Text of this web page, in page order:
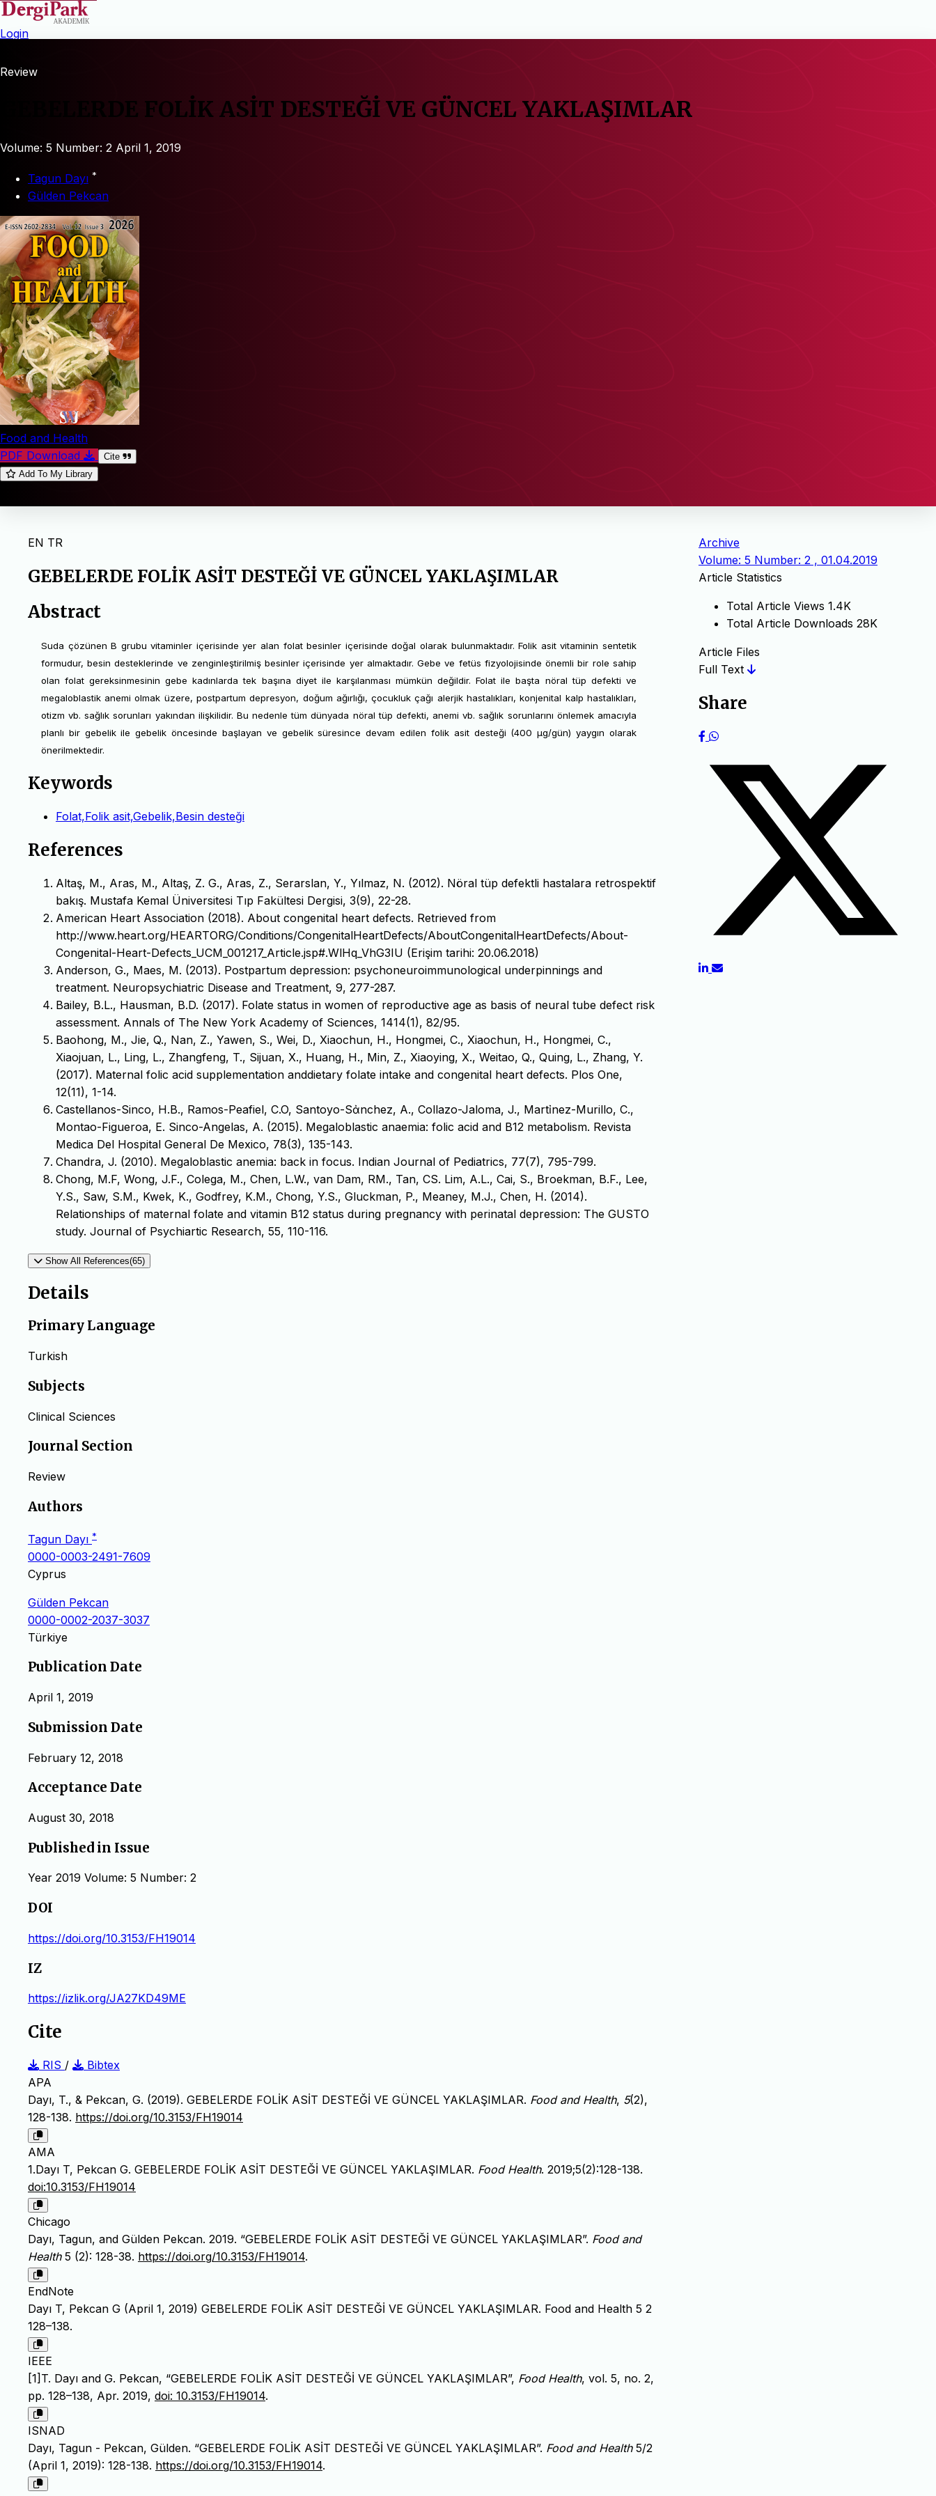
Login
Review
GEBELERDE FOLİK ASİT DESTEĞİ VE GÜNCEL YAKLAŞIMLAR
Volume: 5 Number: 2 April 1, 2019
Tagun Dayı *
Gülden Pekcan
Food and Health
PDF Download
Cite
Add To My Library
EN TR
GEBELERDE FOLİK ASİT DESTEĞİ VE GÜNCEL YAKLAŞIMLAR
Abstract
Suda çözünen B grubu vitaminler içerisinde yer alan folat besinler içerisinde doğal olarak bulunmaktadır.Folik asit vitaminin sentetik
formudur, besin desteklerinde ve zenginleştirilmiş besinler içerisinde yer almaktadır. Gebe ve fetüs fizyolojisinde önemli bir role sahip
olan folat gereksinmesinin gebe kadınlarda tek başına diyet ile karşılanması mümkün değildir. Folat ile başta nöral tüp defekti ve
megaloblastik anemi olmak üzere, postpartum depresyon, doğum ağırlığı, çocukluk çağı alerjik hastalıkları, konjenital kalp hastalıkları,
otizm vb. sağlık sorunları yakından ilişkilidir. Bu nedenle tüm dünyada nöral tüp defekti, anemi vb. sağlık sorunlarını önlemek amacıyla
planlı bir gebelik ile gebelik öncesinde başlayan ve gebelik süresince devam edilen folik asit desteği (400 µg/gün) yaygın olarak
önerilmektedir.
Keywords
Folat,Folik asit,Gebelik,Besin desteği
References
Altaş, M., Aras, M., Altaş, Z. G., Aras, Z., Serarslan, Y., Yılmaz, N. (2012). Nöral tüp defektli hastalara retrospektif
bakış. Mustafa Kemal Üniversitesi Tıp Fakültesi Dergisi, 3(9), 22-28.
American Heart Association (2018). About congenital heart defects. Retrieved from
http://www.heart.org/HEARTORG/Conditions/CongenitalHeartDefects/AboutCongenitalHeartDefects/About-
Congenital-Heart-Defects_UCM_001217_Article.jsp#.WlHq_VhG3IU (Erişim tarihi: 20.06.2018)
Anderson, G., Maes, M. (2013). Postpartum depression: psychoneuroimmunological underpinnings and
treatment. Neuropsychiatric Disease and Treatment, 9, 277-287.
Bailey, B.L., Hausman, B.D. (2017). Folate status in women of reproductive age as basis of neural tube defect risk
assessment. Annals of The New York Academy of Sciences, 1414(1), 82/95.
Baohong, M., Jie, Q., Nan, Z., Yawen, S., Wei, D., Xiaochun, H., Hongmei, C., Xiaochun, H., Hongmei, C.,
Xiaojuan, L., Ling, L., Zhangfeng, T., Sijuan, X., Huang, H., Min, Z., Xiaoying, X., Weitao, Q., Quing, L., Zhang, Y.
(2017). Maternal folic acid supplementation anddietary folate intake and congenital heart defects. Plos One,
12(11), 1-14.
Castellanos-Sinco, H.B., Ramos-Peἠafiel, C.O, Santoyo-Sἀnchez, A., Collazo-Jaloma, J., Martỉnez-Murillo, C.,
Montaἠo-Figueroa, E. Sinco-Angelas, A. (2015). Megaloblastic anaemia: folic acid and B12 metabolism. Revista
Medica Del Hospital General De Mexico, 78(3), 135-143.
Chandra, J. (2010). Megaloblastic anemia: back in focus. Indian Journal of Pediatrics, 77(7), 795-799.
Chong, M.F, Wong, J.F., Colega, M., Chen, L.W., van Dam, RM., Tan, CS. Lim, A.L., Cai, S., Broekman, B.F., Lee,
Y.S., Saw, S.M., Kwek, K., Godfrey, K.M., Chong, Y.S., Gluckman, P., Meaney, M.J., Chen, H. (2014).
Relationships of maternal folate and vitamin B12 status during pregnancy with perinatal depression: The GUSTO
study. Journal of Psychiartic Research, 55, 110-116.
Show All References(65)
Details
Primary Language
Turkish
Subjects
Clinical Sciences
Journal Section
Review
Authors
Tagun Dayı *
0000-0003-2491-7609
Cyprus
Gülden Pekcan
0000-0002-2037-3037
Türkiye
Publication Date
April 1, 2019
Submission Date
February 12, 2018
Acceptance Date
August 30, 2018
Published in Issue
Year 2019 Volume: 5 Number: 2
DOI
https://doi.org/10.3153/FH19014
IZ
https://izlik.org/JA27KD49ME
Cite
RIS /
Bibtex
APA
Dayı, T., & Pekcan, G. (2019). GEBELERDE FOLİK ASİT DESTEĞİ VE GÜNCEL YAKLAŞIMLAR. Food and Health, 5(2),
128-138. https://doi.org/10.3153/FH19014
AMA
1.Dayı T, Pekcan G. GEBELERDE FOLİK ASİT DESTEĞİ VE GÜNCEL YAKLAŞIMLAR. Food Health. 2019;5(2):128-138.
doi:10.3153/FH19014
Chicago
Dayı, Tagun, and Gülden Pekcan. 2019. “GEBELERDE FOLİK ASİT DESTEĞİ VE GÜNCEL YAKLAŞIMLAR”. Food and
Health5 (2): 128-38. https://doi.org/10.3153/FH19014.
EndNote
Dayı T, Pekcan G (April 1, 2019) GEBELERDE FOLİK ASİT DESTEĞİ VE GÜNCEL YAKLAŞIMLAR. Food and Health 5 2
128–138.
IEEE
[1]T. Dayı and G. Pekcan, “GEBELERDE FOLİK ASİT DESTEĞİ VE GÜNCEL YAKLAŞIMLAR”, Food Health, vol. 5, no. 2,
pp. 128–138, Apr. 2019, doi: 10.3153/FH19014.
ISNAD
Dayı, Tagun - Pekcan, Gülden. “GEBELERDE FOLİK ASİT DESTEĞİ VE GÜNCEL YAKLAŞIMLAR”. Food and Health5/2
(April 1, 2019): 128-138. https://doi.org/10.3153/FH19014.
Archive
Volume: 5 Number: 2 , 01.04.2019
Article Statistics
Total Article Views 1.4K
Total Article Downloads 28K
Article Files
Full Text
Share